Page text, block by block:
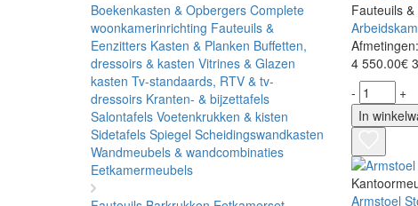
Boekenkasten & Opbergers Complete
woonkamerinrichting Fauteuils &
Eenzitters Kasten & Planken Buffetten,
dressoirs & kasten Vitrines & Glazen
kasten Tv-standaards, RTV & tv-
dressoirs Kranten- & bijzettafels
Salontafels Voetenkrukken & kisten
Sidetafels Spiegel Scheidingswandkasten
Wandmeubels & wandcombinaties
Eetkamermeubels
Fauteuils
4 550.00€
-
+
In
Armstoel